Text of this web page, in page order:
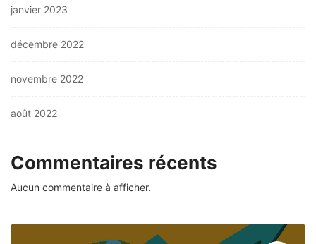
janvier 2023
décembre 2022
novembre 2022
août 2022
Commentaires récents
Aucun commentaire à afficher.